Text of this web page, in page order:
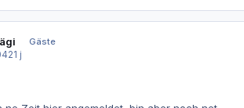
Gäste
21 j